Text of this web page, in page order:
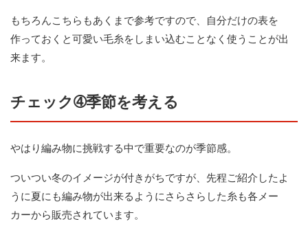
もちろんこちらもあくまで参考ですので、自分だけの表を
作っておくと可愛い毛糸をしまい込むことなく使うことが出
来ます。
チェック➃季節を考える
やはり編み物に挑戦する中で重要なのが季節感。
ついつい冬のイメージが付きがちですが、先程ご紹介したよ
うに夏にも編み物が出来るようにさらさらした糸も各メー
カーから販売されています。